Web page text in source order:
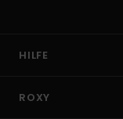
HILFE
ROXY